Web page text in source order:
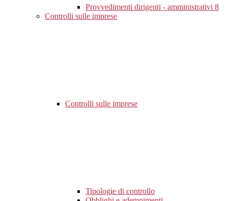
Provvedimenti dirigenti - amministrativi 8
Controlli sulle imprese
Controlli sulle imprese
Tipologie di controllo